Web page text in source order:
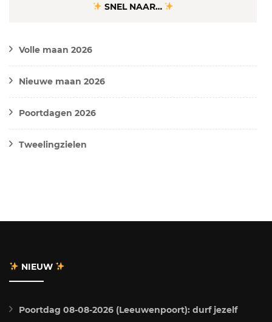
SNEL NAAR…
Volle maan 2026
Nieuwe maan 2026
Poortdagen 2026
Tweelingzielen
NIEUW
Poortdag 08-08-2026 (Leeuwenpoort): durf jezelf